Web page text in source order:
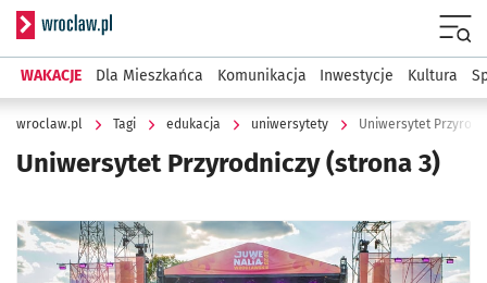
Serwis informacyjny wroclaw.pl
WAKACJE Dla Mieszkańca Komunikacja Inwestycje Kultura
wroclaw.pl Tagi edukacja uniwersytety Uniwersytet
Uniwersytet Przyrodniczy(strona 3)